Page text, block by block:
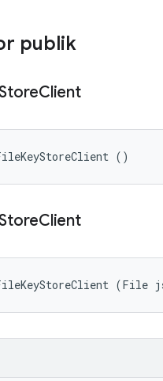
publik
Client
()
Client
(File